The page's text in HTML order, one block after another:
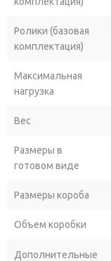
Ролики (базовая
комплектация)
Максимальная
нагрузка
Вес
Размеры в
готовом виде
Размеры короба
Объем коробки
Дополнительные